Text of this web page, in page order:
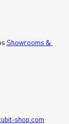
Showrooms &
shop.com